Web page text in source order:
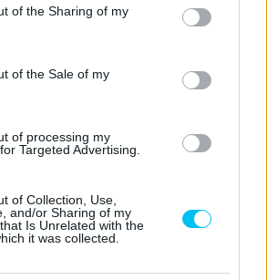
or usage behaviour. You may click to
to Google and its third-party tags to
specified purposes in below Google
of the Sharing of my
of the Sale of my
of processing my
Targeted Advertising.
of Collection, Use,
and/or Sharing of my
Is Unrelated with the
it was collected.
elégedett volt, de az esetleges
részvételét nyitva hagyta. A Repsol
is fájtak a visszatérés után.
kört tettem meg egymás után, hogy
a határ – és rögtön rájöttem, hogy ez
elMárquez szerda este Misanóban.
hogyan viselkedik a karom a
Két lehetőség van: vagy megmarad
a fájdalom enyhül, és az izmok